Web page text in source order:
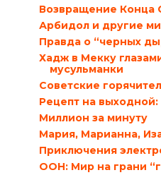
Возвращение Конца
Арбидол и другие
Правда о “черных
Хадж в Мекку
мусульманки
Советские
Рецепт на выходной:
Миллион за минуту
Мария, Марианна,
Приключения
ООН: Мир на грани